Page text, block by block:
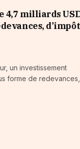
4,7 milliards
un investissement
forme de redevances,